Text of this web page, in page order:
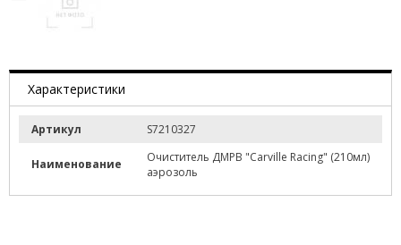
Характеристики
Артикул S7210327
Наименование
Очиститель ДМРВ "Carville Racing" (210мл)
аэрозоль